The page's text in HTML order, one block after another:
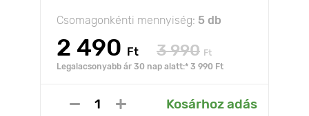
Csomagonkénti mennyiség: 5 db
2 490 Ft 3 990 Ft
Legalacsonyabb ár 30 nap alatt:* 3 990 Ft
Kosárhoz adás